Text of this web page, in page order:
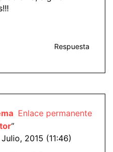
Respuesta
Enlace permanente
”
2015 (11:46)